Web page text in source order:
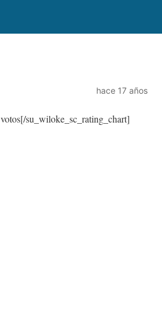
hace 17 años
votos[/su_wiloke_sc_rating_chart]